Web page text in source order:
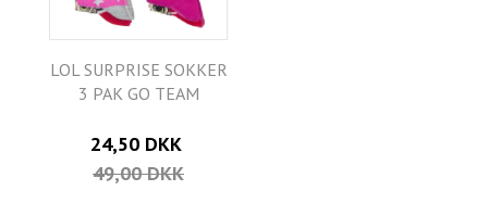
LOL SURPRISE SOKKER
3 PAK GO TEAM
24,50 DKK
49,00 DKK